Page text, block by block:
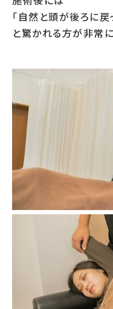
「自然と頭が後ろに戻
と驚かれる方が非常に